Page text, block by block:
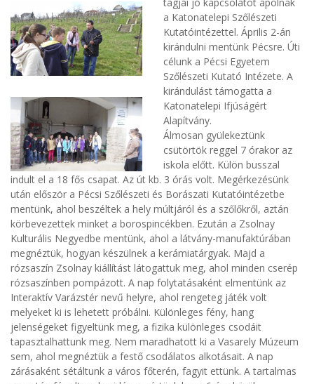
a Katonatelepi Szőlészeti
Kutatóintézettel. Április 2-án
kirándulni mentünk Pécsre. Úti
célunk a Pécsi Egyetem
Szőlészeti Kutató Intézete. A
kirándulást támogatta a
Katonatelepi Ifjúságért
Alapítvány.
Álmosan gyülekeztünk
csütörtök reggel 7 órakor az
iskola előtt. Külön busszal
indult el a 18 fős csapat. Az út kb. 3 órás volt. Megérkezésünk
után először a Pécsi Szőlészeti és Borászati Kutatóintézetbe
mentünk, ahol beszéltek a hely múltjáról és a szőlőkről, aztán
körbevezettek minket a borospincékben. Ezután a Zsolnay
Kulturális Negyedbe mentünk, ahol a látvány-manufaktúrában
megnéztük, hogyan készülnek a kerámiatárgyak. Majd a
rózsaszín Zsolnay kiállítást látogattuk meg, ahol minden cserép
rózsaszínben pompázott. A nap folytatásaként elmentünk az
Interaktív Varázstér nevű helyre, ahol rengeteg játék volt
melyeket ki is lehetett próbálni. Különleges fény, hang
jelenségeket figyeltünk meg, a fizika különleges csodáit
tapasztalhattunk meg. Nem maradhatott ki a Vasarely Múzeum
sem, ahol megnéztük a festő csodálatos alkotásait. A nap
zárásaként sétáltunk a város főterén, fagyit ettünk. A tartalmas